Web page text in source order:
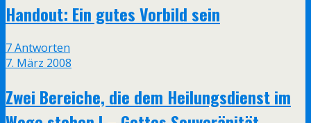
Handout: Ein gutes Vorbild sein
7 Antworten
7. März 2008
Zwei Bereiche, die dem Heilungsdienst im